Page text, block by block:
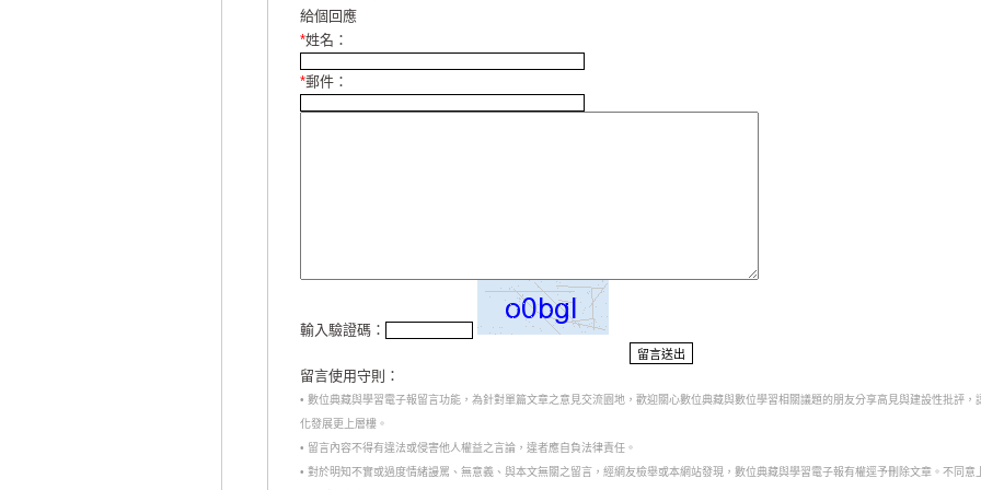
給個回應
*姓名：
*郵件：
輸入驗證碼：
留言使用守則：
• 數位典藏與學習電子報留言功能，為針對單篇文章之意見交流園地，歡迎關心數位典藏與數位學習相關議題的朋友分享高見與建設性批評，
化發展更上層樓。
• 留言內容不得有違法或侵害他人權益之言論，違者應自負法律責任。
• 對於明知不實或過度情緒謾罵、無意義、與本文無關之留言，經網友檢舉或本網站發現，數位典藏與學習電子報有權逕予刪除文章。不同意